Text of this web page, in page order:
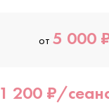
от 5 000
1 200 ₽/